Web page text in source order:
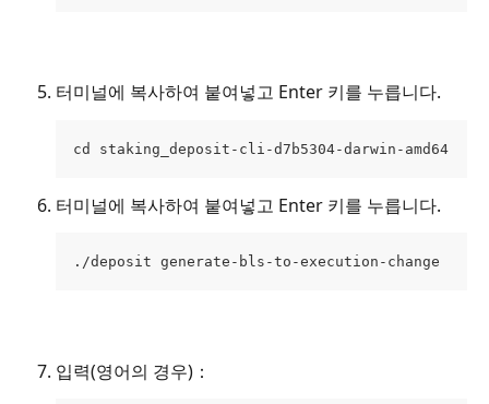
터미널에 복사하여 붙여넣고 Enter 키를 누릅니다.
cd staking_deposit-cli-d7b5304-darwin-amd64
터미널에 복사하여 붙여넣고 Enter 키를 누릅니다.
./deposit generate-bls-to-execution-change
입력(영어의 경우)：